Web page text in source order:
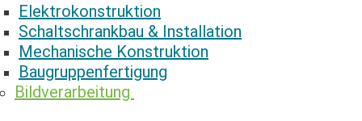
Elektrokonstruktion
Schaltschrankbau & ­Installation
Mechanische ­Konstruktion
Baugruppenfertigung
Bildverarbeitung